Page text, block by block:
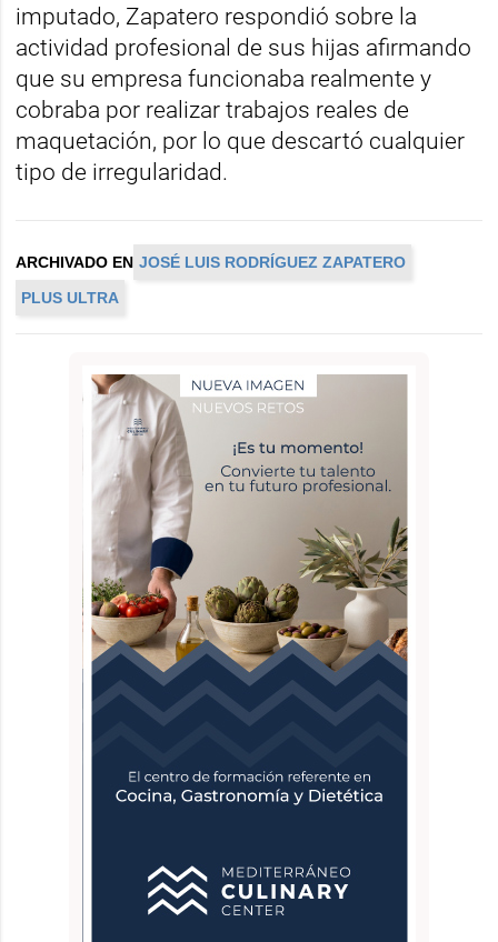
imputado, Zapatero respondió sobre la
actividad profesional de sus hijas afirmando
que su empresa funcionaba realmente y
cobraba por realizar trabajos reales de
maquetación, por lo que descartó cualquier
tipo de irregularidad.
ARCHIVADO EN JOSÉ LUIS RODRÍGUEZ ZAPATERO
PLUS ULTRA